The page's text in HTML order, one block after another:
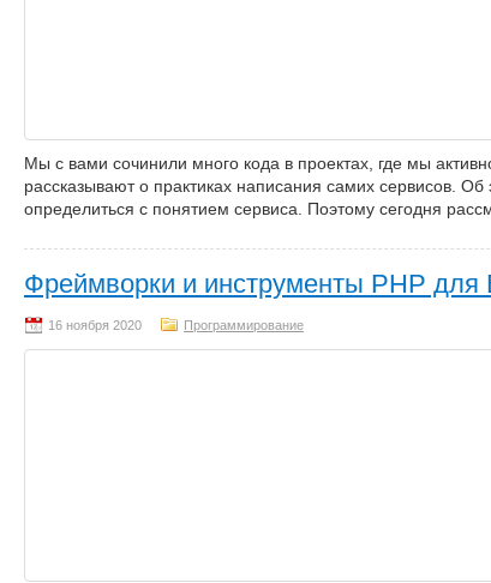
Мы с вами сочинили много кода в проектах, где мы
рассказывают о практиках написания самих сервисов.
определиться с понятием сервиса. Поэтому сегодня
Фреймворки и инструменты PHP для
Программирование